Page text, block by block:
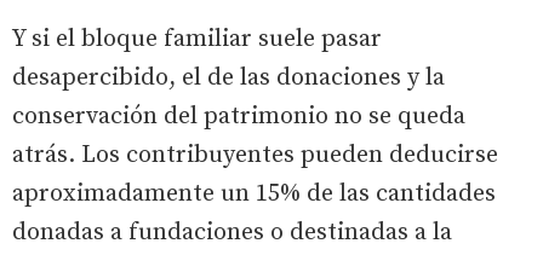
Y si el bloque familiar suele pasar
desapercibido, el de las donaciones y la
conservación del patrimonio no se queda
atrás. Los contribuyentes pueden deducirse
aproximadamente un 15% de las cantidades
donadas a fundaciones o destinadas a la